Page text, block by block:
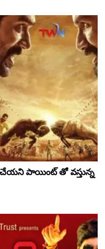
పాయింట్ తో వస్తున్న